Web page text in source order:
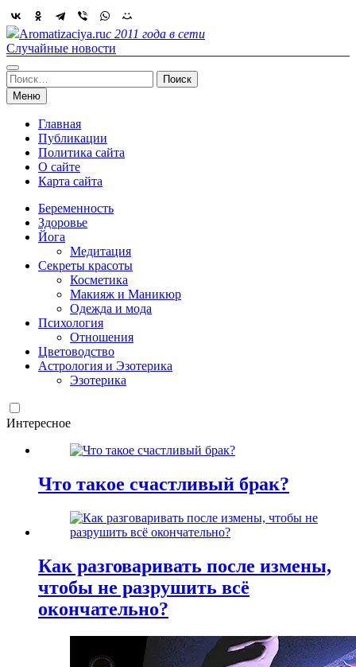
Skip
to
content
Aromatizaciya.ruс 2011 года в сети
Случайные новости
Найти:
Меню
Главная
Публикации
Политика сайта
О сайте
Карта сайта
Беременность
Здоровье
Йога
Медитация
Секреты красоты
Косметика
Макияж и Маникюр
Одежда и мода
Психология
Отношения
Цветоводство
Астрология и Эзотерика
Эзотерика
Интересное
Что такое счастливый брак?
Как разговаривать после измены,
чтобы не разрушить всё
окончательно?